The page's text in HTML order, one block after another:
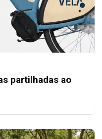
partilhadas ao